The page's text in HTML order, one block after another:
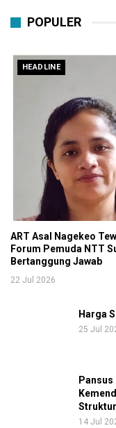
POPULER
HEADLINE
ART Asal Nagekeo
Forum Pemuda NTT
Bertanggung Jawab
22 Jul 2026
Harga
25 Jul
14 Jul